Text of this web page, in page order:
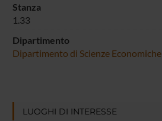
Stanza
1.33
Dipartimento
Dipartimento di Scienze Economiche
LUOGHI DI INTERESSE